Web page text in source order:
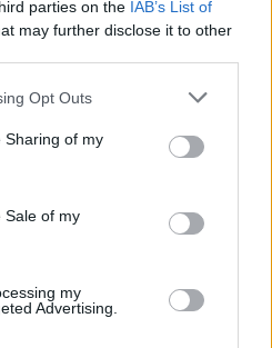
parties on the IAB’s List of
may further disclose it to other
Opt Outs
Sharing of my
Sale of my
my
Advertising.
karštas: temperatūra kils iki
00:15:54
bandymu įsitvirtinti